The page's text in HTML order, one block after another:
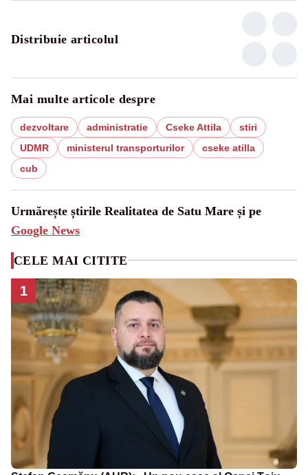
Distribuie articolul
Mai multe articole despre
dezvoltare administratie Cseke Attila
stiri
UDMR
ministerul transporturilor
cseke atilla
cub
Urmărește știrile Realitatea de Satu Mare și pe
Google News
CELE MAI CITITE
1